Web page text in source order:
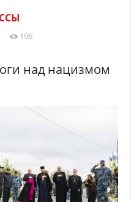
196
над нацизмом